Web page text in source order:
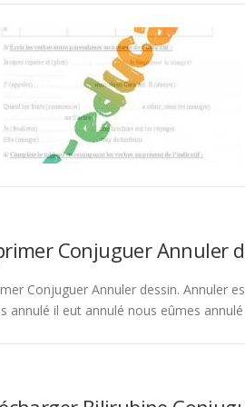
Conjuguer Annuler
Conjuguer Annuler dessin. Annuler
annulé il eut annulé nous eûmes